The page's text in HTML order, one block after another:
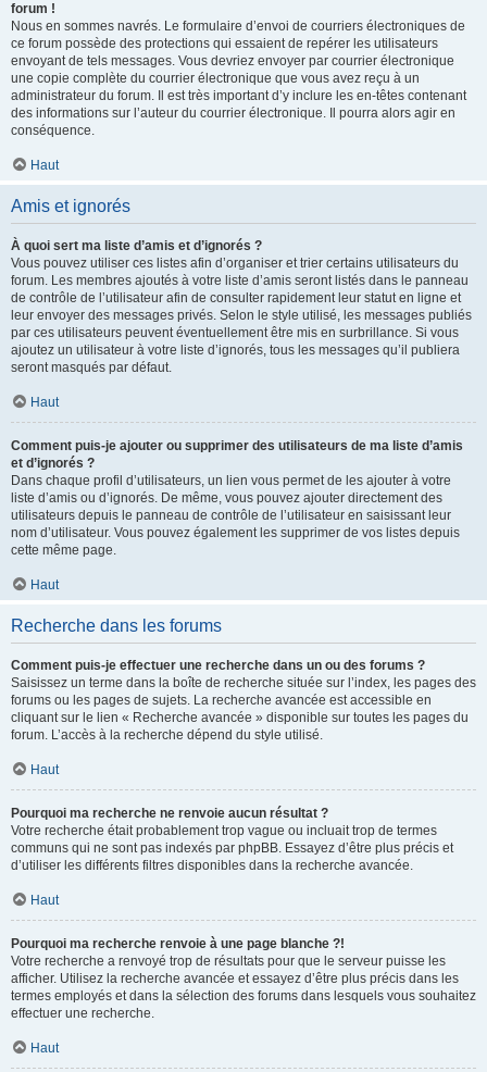
forum !
Nous en sommes navrés. Le formulaire d’envoi de courriers électroniques de
ce forum possède des protections qui essaient de repérer les utilisateurs
envoyant de tels messages. Vous devriez envoyer par courrier électronique
une copie complète du courrier électronique que vous avez reçu à un
administrateur du forum. Il est très important d’y inclure les en-têtes contenant
des informations sur l’auteur du courrier électronique. Il pourra alors agir en
conséquence.
Haut
Amis et ignorés
À quoi sert ma liste d’amis et d’ignorés ?
Vous pouvez utiliser ces listes afin d’organiser et trier certains utilisateurs du
forum. Les membres ajoutés à votre liste d’amis seront listés dans le panneau
de contrôle de l’utilisateur afin de consulter rapidement leur statut en ligne et
leur envoyer des messages privés. Selon le style utilisé, les messages publiés
par ces utilisateurs peuvent éventuellement être mis en surbrillance. Si vous
ajoutez un utilisateur à votre liste d’ignorés, tous les messages qu’il publiera
seront masqués par défaut.
Haut
Comment puis-je ajouter ou supprimer des utilisateurs de ma liste d’amis
et d’ignorés ?
Dans chaque profil d’utilisateurs, un lien vous permet de les ajouter à votre
liste d’amis ou d’ignorés. De même, vous pouvez ajouter directement des
utilisateurs depuis le panneau de contrôle de l’utilisateur en saisissant leur
nom d’utilisateur. Vous pouvez également les supprimer de vos listes depuis
cette même page.
Haut
Recherche dans les forums
Comment puis-je effectuer une recherche dans un ou des forums ?
Saisissez un terme dans la boîte de recherche située sur l’index, les pages des
forums ou les pages de sujets. La recherche avancée est accessible en
cliquant sur le lien « Recherche avancée » disponible sur toutes les pages du
forum. L’accès à la recherche dépend du style utilisé.
Haut
Pourquoi ma recherche ne renvoie aucun résultat ?
Votre recherche était probablement trop vague ou incluait trop de termes
communs qui ne sont pas indexés par phpBB. Essayez d’être plus précis et
d’utiliser les différents filtres disponibles dans la recherche avancée.
Haut
Pourquoi ma recherche renvoie à une page blanche ?!
Votre recherche a renvoyé trop de résultats pour que le serveur puisse les
afficher. Utilisez la recherche avancée et essayez d’être plus précis dans les
termes employés et dans la sélection des forums dans lesquels vous souhaitez
effectuer une recherche.
Haut